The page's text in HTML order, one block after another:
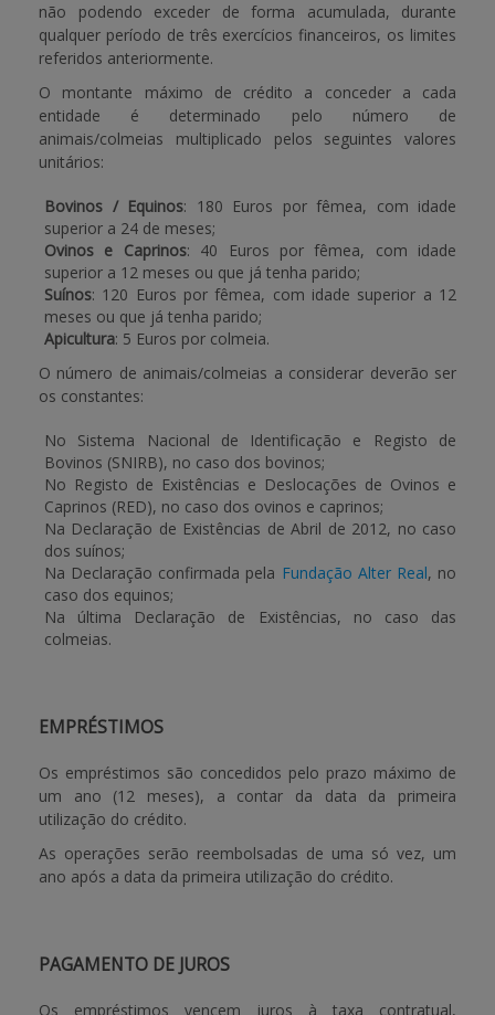
não podendo exceder de forma acumulada, durante
qualquer período de três exercícios financeiros, os limites
referidos anteriormente.
O montante máximo de crédito a conceder a cada
entidade é determinado pelo número de
animais/colmeias multiplicado pelos seguintes valores
unitários:
Bovinos / Equinos: 180 Euros por fêmea, com idade
superior a 24 de meses;
Ovinos e Caprinos: 40 Euros por fêmea, com idade
superior a 12 meses ou que já tenha parido;
Suínos: 120 Euros por fêmea, com idade superior a 12
meses ou que já tenha parido;
Apicultura: 5 Euros por colmeia.
O número de animais/colmeias a considerar deverão ser
os constantes:
No Sistema Nacional de Identificação e Registo de
Bovinos (SNIRB), no caso dos bovinos;
No Registo de Existências e Deslocações de Ovinos e
Caprinos (RED), no caso dos ovinos e caprinos;
Na Declaração de Existências de Abril de 2012, no caso
dos suínos;
Na Declaração confirmada pela Fundação Alter Real, no
caso dos equinos;
Na última Declaração de Existências, no caso das
colmeias.
EMPRÉSTIMOS
Os empréstimos são concedidos pelo prazo máximo de
um ano (12 meses), a contar da data da primeira
utilização do crédito.
As operações serão reembolsadas de uma só vez, um
ano após a data da primeira utilização do crédito.
PAGAMENTO DE JUROS
Os empréstimos vencem juros à taxa contratual,